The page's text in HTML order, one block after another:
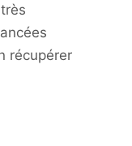
récupérer